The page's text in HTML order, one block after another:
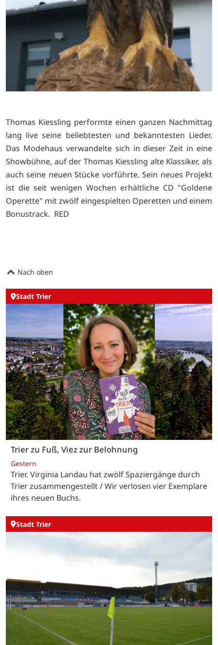
Thomas Kiessling performte einen ganzen Nachmittag
lang live seine beliebtesten und bekanntesten Lieder.
Das Modehaus verwandelte sich in dieser Zeit in eine
Showbühne, auf der Thomas Kiessling alte Klassiker, als
auch seine neuen Stücke vorführte. Sein neues Projekt
ist die seit wenigen Wochen erhältliche CD "Goldene
Operette" mit zwölf eingespielten Operetten und einem
Bonustrack. RED
Nach oben
Stadt Trier
Trier zu Fuß, Viez zur Belohnung
Gestern
Trier. Virginia Landau hat zwölf Spaziergänge durch
Trier zusammengestellt / Wir verlosen vier Exemplare
ihres neuen Buchs.
Stadt Trier